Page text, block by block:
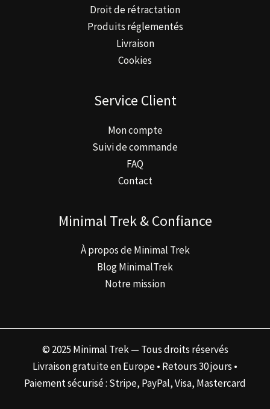
Droit de rétractation
Produits réglementés
Livraison
Cookies
Service Client
Mon compte
Suivi de commande
FAQ
Contact
Minimal Trek & Confiance
À propos de Minimal Trek
Blog MinimalTrek
Notre mission
© 2025 Minimal Trek — Tous droits réservés
Livraison gratuite en Europe • Retours 30 jours •
Paiement sécurisé : Stripe, PayPal, Visa, Mastercard